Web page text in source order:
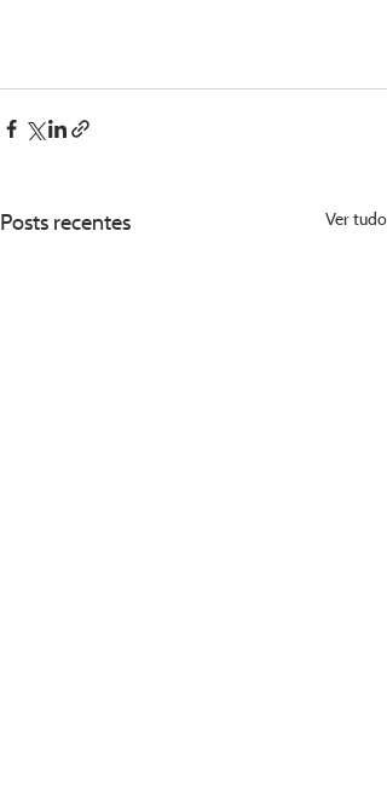
Posts recentes Ver tudo